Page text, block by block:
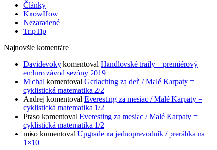
Články
KnowHow
Nezaradené
TripTip
Najnovšie komentáre
Davidevoky komentoval Handlovské traily – premiérový
enduro závod sezóny 2019
Michal komentoval Gerlaching za deň / Malé Karpaty =
cyklistická matematika 2/2
Andrej komentoval Everesting za mesiac / Malé Karpaty =
cyklistická matematika 1/2
Ptaso komentoval Everesting za mesiac / Malé Karpaty =
cyklistická matematika 1/2
miso komentoval Upgrade na jednoprevodník / prerábka na
1×10